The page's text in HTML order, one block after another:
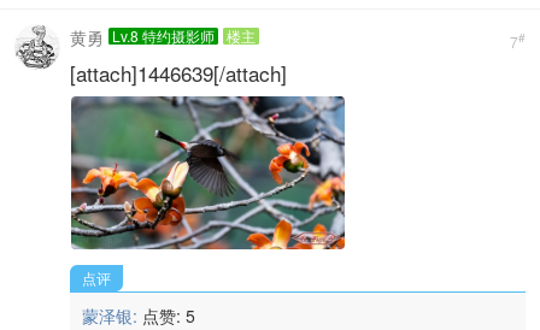
7#
黄勇 Lv.8 特约摄影师 楼主
[attach]1446639[/attach]
点评
蒙泽银: 点赞: 5